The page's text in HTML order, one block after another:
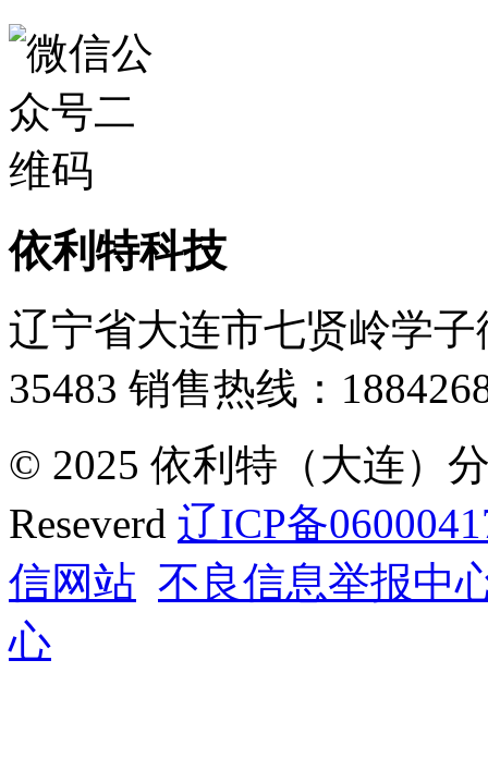
依利特科技
辽宁省大连市七贤岭学子
35483 销售热线：
© 2025 依利特（大连）
Reseverd 辽ICP备
信网站 不良信息举报中
心